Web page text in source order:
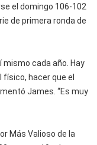
el domingo 106-102
de primera ronda de
cada año. Hay
hacer que el
James. “Es muy
Más Valioso de la